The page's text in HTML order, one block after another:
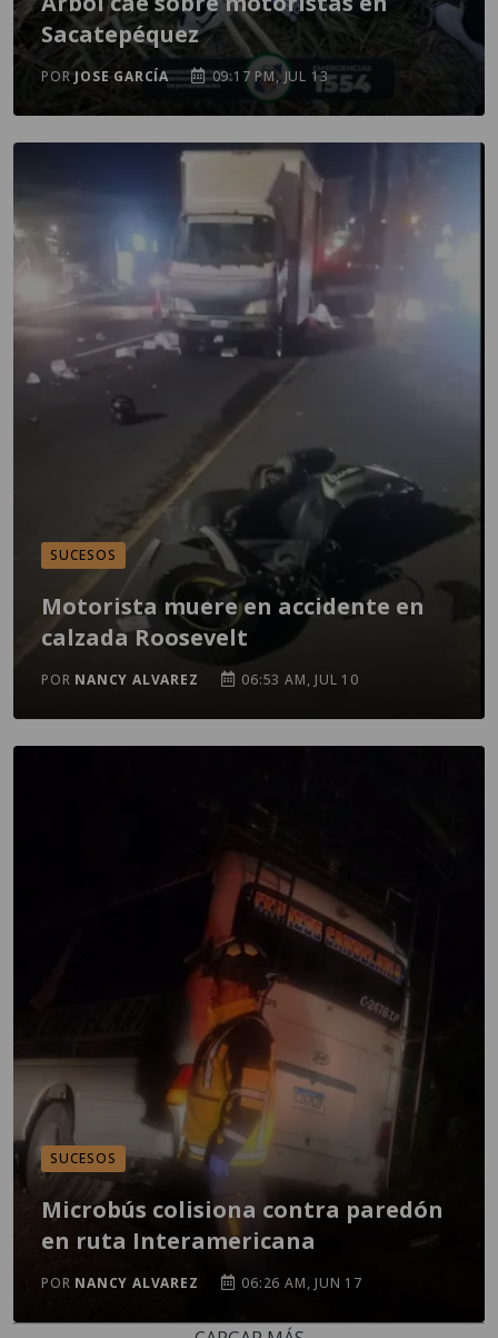
Sacatepéquez
PORJOSE GARCÍA 09:17 PM, JUL 13
SUCESOS
Motorista muere en accidente en
calzada Roosevelt
POR NANCY ALVAREZ 06:53 AM, JUL 10
SUCESOS
Microbús colisiona contra paredón
en ruta Interamericana
POR NANCY ALVAREZ 06:26 AM, JUN 17